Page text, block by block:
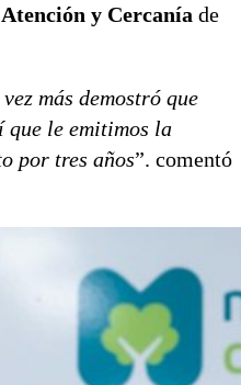
y Cercanía de
más demostró que
que le emitimos la
por tres años”. comentó